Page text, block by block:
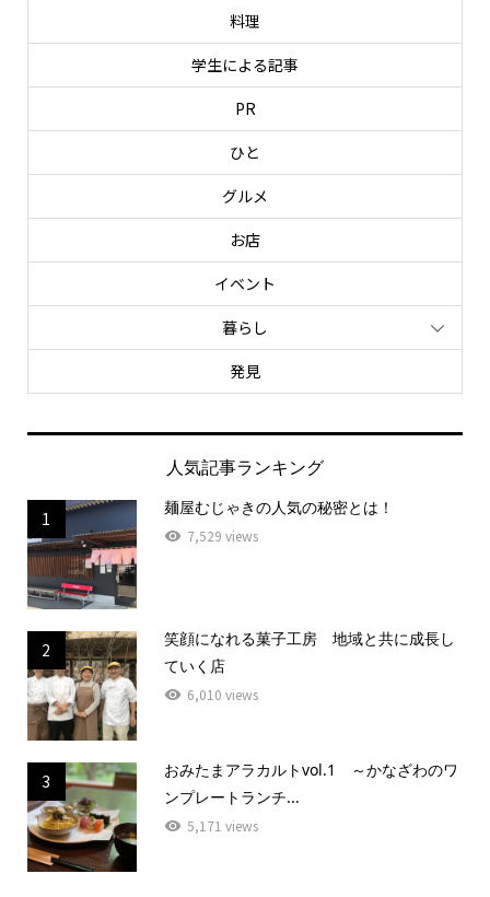
料理
学生による記事
PR
ひと
グルメ
お店
イベント
暮らし
発見
人気記事ランキング
1
麺屋むじゃきの人気の秘密とは！
7,529 views
2
笑顔になれる菓子工房 地域と共に成長し
ていく店
6,010 views
3
おみたまアラカルトvol.1 ～かなざわのワ
ンプレートランチ...
5,171 views